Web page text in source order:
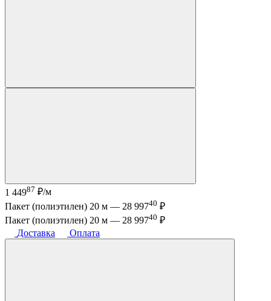
1 44987 ₽/м
Пакет (полиэтилен) 20 м — 28 99740 ₽
Пакет (полиэтилен) 20 м — 28 99740 ₽
Доставка
Оплата